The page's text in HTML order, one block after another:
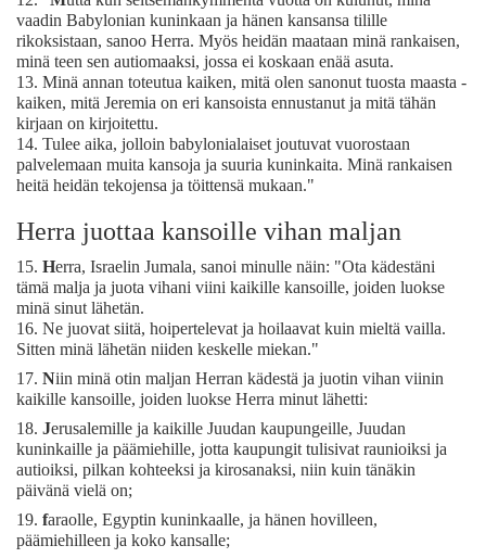
vaadin Babylonian kuninkaan ja hänen kansansa tilille
rikoksistaan, sanoo Herra. Myös heidän maataan minä rankaisen,
minä teen sen autiomaaksi, jossa ei koskaan enää asuta.
13. Minä annan toteutua kaiken, mitä olen sanonut tuosta maasta -
kaiken, mitä Jeremia on eri kansoista ennustanut ja mitä tähän
kirjaan on kirjoitettu.
14. Tulee aika, jolloin babylonialaiset joutuvat vuorostaan
palvelemaan muita kansoja ja suuria kuninkaita. Minä rankaisen
heitä heidän tekojensa ja töittensä mukaan."
Herra juottaa kansoille vihan maljan
15. Herra, Israelin Jumala, sanoi minulle näin: "Ota kädestäni
tämä malja ja juota vihani viini kaikille kansoille, joiden luokse
minä sinut lähetän.
16. Ne juovat siitä, hoipertelevat ja hoilaavat kuin mieltä vailla.
Sitten minä lähetän niiden keskelle miekan."
17. Niin minä otin maljan Herran kädestä ja juotin vihan viinin
kaikille kansoille, joiden luokse Herra minut lähetti:
18. Jerusalemille ja kaikille Juudan kaupungeille, Juudan
kuninkaille ja päämiehille, jotta kaupungit tulisivat raunioiksi ja
autioiksi, pilkan kohteeksi ja kirosanaksi, niin kuin tänäkin
päivänä vielä on;
19. faraolle, Egyptin kuninkaalle, ja hänen hovilleen,
päämiehilleen ja koko kansalle;